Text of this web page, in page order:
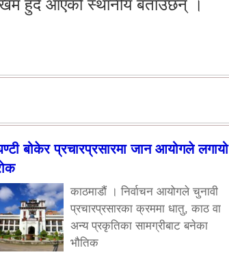
हुँदै आएको स्थानीय बताउँछन् ।
बोकेर प्रचारप्रसारमा जान आयोगले लगायो
काठमाडौं । निर्वाचन आयोगले चुनावी
प्रचारप्रसारका क्रममा धातु, काठ वा
अन्य प्रकृतिका सामग्रीबाट बनेका
भौतिक